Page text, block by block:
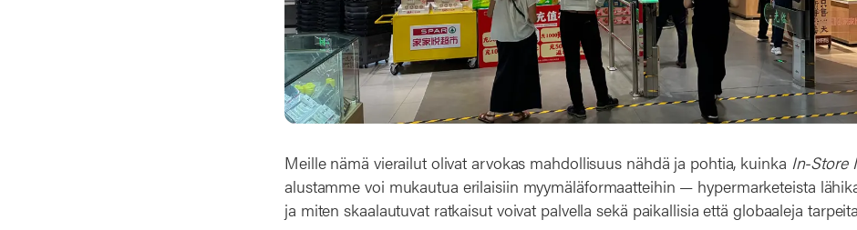
Meille nämä vierailut olivat arvokas mahdollisuus nähdä ja pohtia, kuinka In-Store
alustamme voi mukautua erilaisiin myymäläformaatteihin — hypermarketeista
ja miten skaalautuvat ratkaisut voivat palvella sekä paikallisia että globaaleja